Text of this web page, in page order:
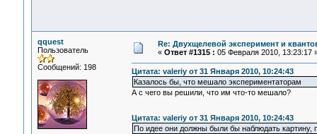
qquest
Пользователь
Сообщений: 198
Re: Двухщелевой эксперимент и
« Ответ #1315 : 05 Февраля 2010, 13:23:17
Цитата: valeriy от 31 Января 2010, 10:24:43
Казалось бы, что мешало экспериментаторам
А с чего вы решили, что им что-то мешало?
Цитата: valeriy от 31 Января 2010, 10:24:43
По идее они должны были бы наблюдать картину,